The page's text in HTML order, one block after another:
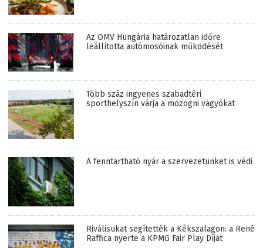
Az OMV Hungária határozatlan időre
leállította autómosóinak működését
Több száz ingyenes szabadtéri
sporthelyszín várja a mozogni vágyókat
A fenntartható nyár a szervezetünket is védi
Riválisukat segítették a Kékszalagon: a René
Raffica nyerte a KPMG Fair Play Díjat